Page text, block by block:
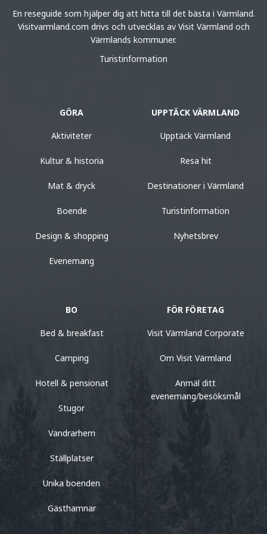
En reseguide som hjälper dig att hitta till det bästa i Värmland.
Visitvarmland.com drivs och utvecklas av Visit Värmland och
Värmlands kommuner.
Turistinformation
GÖRA
Aktiviteter
Kultur & historia
Mat & dryck
Boende
Design & shopping
Evenemang
UPPTÄCK VÄRMLAND
Upptäck Värmland
Resa hit
Destinationer i Värmland
Turistinformation
Nyhetsbrev
BO
Bed & breakfast
Camping
Hotell & pensionat
Stugor
Vandrarhem
Ställplatser
Unika boenden
Gästhamnar
FÖR FÖRETAG
Visit Värmland Corporate
Om Visit Värmland
Anmäl ditt
evenemang/besöksmål